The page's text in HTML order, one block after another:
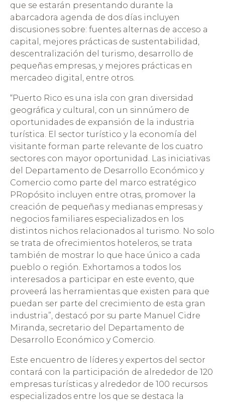
que se estarán presentando durante la
abarcadora agenda de dos días incluyen
discusiones sobre: fuentes alternas de acceso a
capital, mejores prácticas de sustentabilidad,
descentralización del turismo, desarrollo de
pequeñas empresas, y mejores prácticas en
mercadeo digital, entre otros.
“Puerto Rico es una isla con gran diversidad
geográfica y cultural, con un sinnúmero de
oportunidades de expansión de la industria
turística. El sector turístico y la economía del
visitante forman parte relevante de los cuatro
sectores con mayor oportunidad. Las iniciativas
del Departamento de Desarrollo Económico y
Comercio como parte del marco estratégico
PRopósito incluyen entre otras, promover la
creación de pequeñas y medianas empresas y
negocios familiares especializados en los
distintos nichos relacionados al turismo. No solo
se trata de ofrecimientos hoteleros, se trata
también de mostrar lo que hace único a cada
pueblo o región. Exhortamos a todos los
interesados a participar en este evento, que
proveerá las herramientas que existen para que
puedan ser parte del crecimiento de esta gran
industria”, destacó por su parte Manuel Cidre
Miranda, secretario del Departamento de
Desarrollo Económico y Comercio.
Este encuentro de líderes y expertos del sector
contará con la participación de alrededor de 120
empresas turísticas y alrededor de 100 recursos
especializados entre los que se destaca la